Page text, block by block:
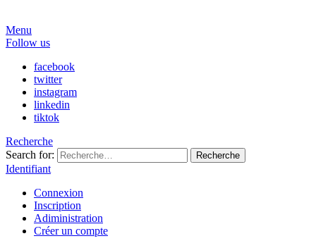
Menu
Follow us
facebook
twitter
instagram
linkedin
tiktok
Recherche
Search for:
Recherche
Identifiant
Connexion
Inscription
Adiministration
Créer un compte